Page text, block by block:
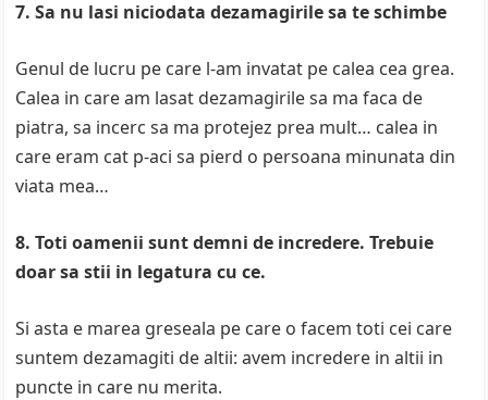
7. Sa nu lasi niciodata dezamagirile sa te schimbe
Genul de lucru pe care l-am invatat pe calea cea grea.
Calea in care am lasat dezamagirile sa ma faca de
piatra, sa incerc sa ma protejez prea mult… calea in
care eram cat p-aci sa pierd o persoana minunata din
viata mea…
8. Toti oamenii sunt demni de incredere. Trebuie
doar sa stii in legatura cu ce.
Si asta e marea greseala pe care o facem toti cei care
suntem dezamagiti de altii: avem incredere in altii in
puncte in care nu merita.